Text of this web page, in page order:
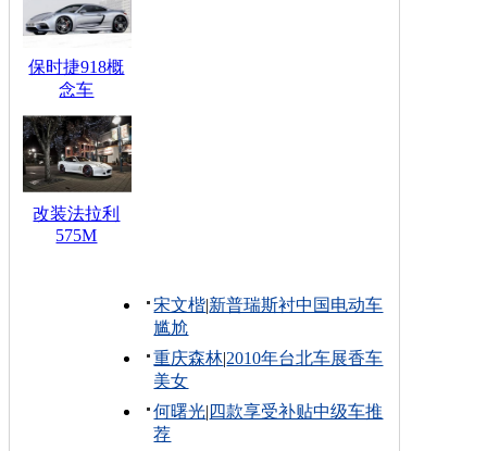
保时捷918概
念车
改装法拉利
575M
宋文楷|新普瑞斯衬中国电动车
尴尬
重庆森林|2010年台北车展香车
美女
何曙光| 四款享受补贴中级车推
荐